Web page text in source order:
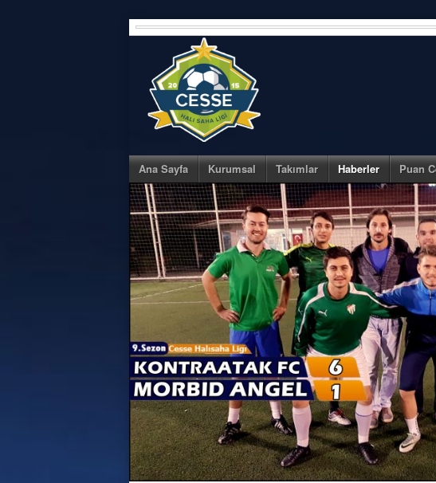
Skip
to
Ana Sayfa Kurumsal Takımlar Haberler Puan